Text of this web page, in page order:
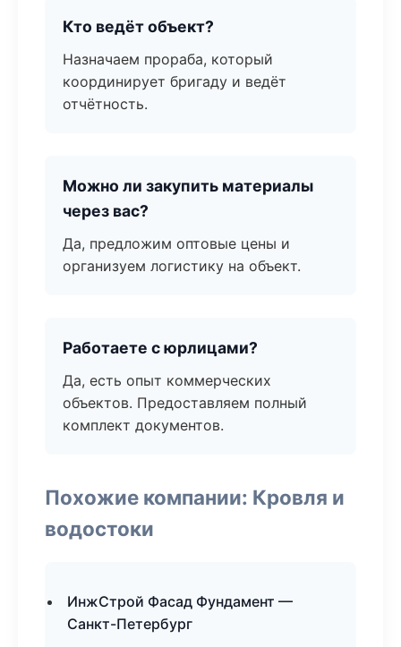
Кто ведёт объект?
Назначаем прораба, который
координирует бригаду и ведёт
отчётность.
Можно ли закупить материалы
через вас?
Да, предложим оптовые цены и
организуем логистику на объект.
Работаете с юрлицами?
Да, есть опыт коммерческих
объектов. Предоставляем полный
комплект документов.
Похожие компании: Кровля и
водостоки
ИнжСтрой Фасад Фундамент —
Санкт-Петербург